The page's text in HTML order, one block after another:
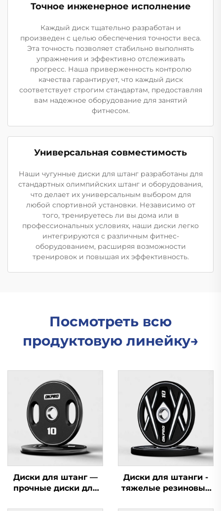
Точное инженерное исполнение
Каждый диск тщательно разработан и
произведен с целью обеспечения точности веса.
Эта точность позволяет стабильно выполнять
упражнения и эффективно отслеживать
прогресс. Наша приверженность контролю
качества гарантирует, что каждый диск
соответствует строгим стандартам, предоставляя
вам надежное оборудование для занятий
фитнесом.
Универсальная совместимость
Наши чугунные диски для штанг разработаны для
стандартных олимпийских штанг и оборудования,
что делает их универсальным выбором для
любой спортивной установки. Независимо от
того, тренируетесь ли вы дома или в
профессиональных условиях, наши диски легко
интегрируются с различным фитнес-
оборудованием, расширяя возможности
тренировок и повышая их эффективность.
Посмотреть всю
продуктовую линейку→
Диски для штанг —
прочные диски для
Диски для штанги -
тяжелые резиновые